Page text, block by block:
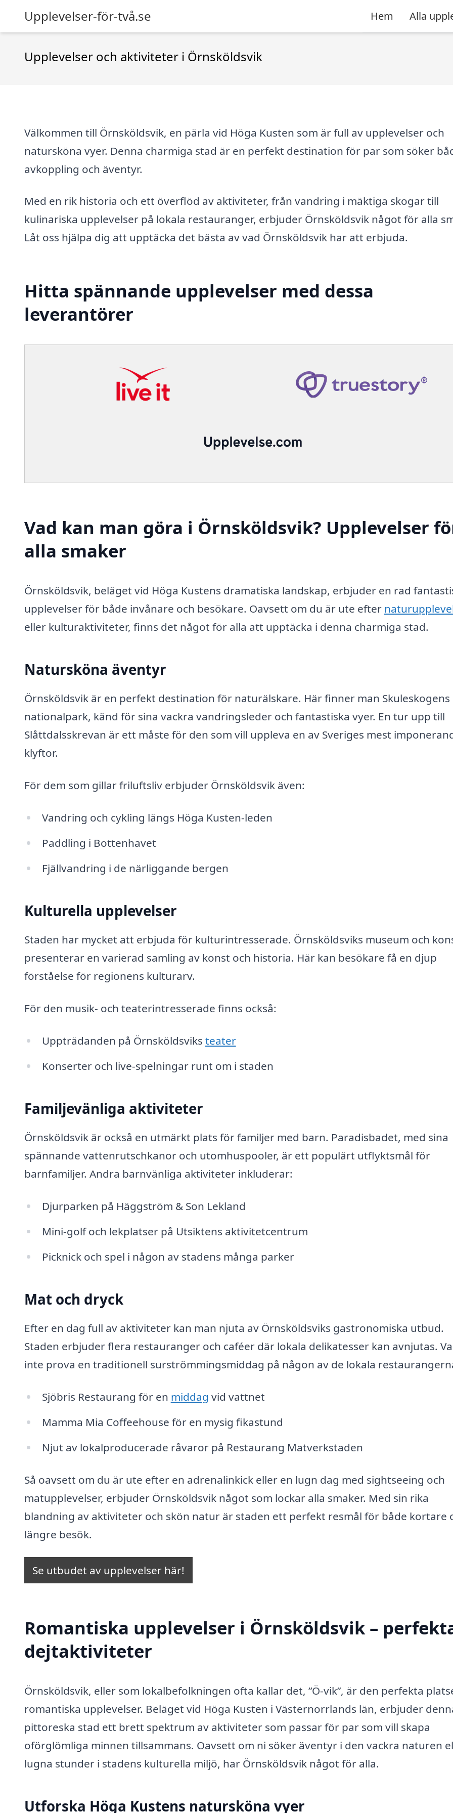
Upplevelser-för-två.se Hem Alla
Upplevelser och aktiviteter i Örnsköldsvik
Välkommen till Örnsköldsvik, en pärla vid Höga Kusten som är full av upplevelser och
natursköna vyer. Denna charmiga stad är en perfekt destination för par som söker
avkoppling och äventyr.
Med en rik historia och ett överflöd av aktiviteter, från vandring i mäktiga skogar till
kulinariska upplevelser på lokala restauranger, erbjuder Örnsköldsvik något för alla
Låt oss hjälpa dig att upptäcka det bästa av vad Örnsköldsvik har att erbjuda.
Hitta spännande upplevelser med dessa
leverantörer
Vad kan man göra i Örnsköldsvik? Upplevelser
alla smaker
Örnsköldsvik, beläget vid Höga Kustens dramatiska landskap, erbjuder en rad
upplevelser för både invånare och besökare. Oavsett om du är ute efter
eller kulturaktiviteter, finns det något för alla att upptäcka i denna charmiga stad.
Natursköna äventyr
Örnsköldsvik är en perfekt destination för naturälskare. Här finner man Skuleskogens
nationalpark, känd för sina vackra vandringsleder och fantastiska vyer. En tur upp till
Slåttdalsskrevan är ett måste för den som vill uppleva en av Sveriges mest
klyftor.
För dem som gillar friluftsliv erbjuder Örnsköldsvik även:
Vandring och cykling längs Höga Kusten-leden
Paddling i Bottenhavet
Fjällvandring i de närliggande bergen
Kulturella upplevelser
Staden har mycket att erbjuda för kulturintresserade. Örnsköldsviks museum och
presenterar en varierad samling av konst och historia. Här kan besökare få en djup
förståelse för regionens kulturarv.
För den musik- och teaterintresserade finns också:
Uppträdanden på Örnsköldsviks teater
Konserter och live-spelningar runt om i staden
Familjevänliga aktiviteter
Örnsköldsvik är också en utmärkt plats för familjer med barn. Paradisbadet, med sina
spännande vattenrutschkanor och utomhuspooler, är ett populärt utflyktsmål för
barnfamiljer. Andra barnvänliga aktiviteter inkluderar:
Djurparken på Häggström & Son Lekland
Mini-golf och lekplatser på Utsiktens aktivitetcentrum
Picknick och spel i någon av stadens många parker
Mat och dryck
Efter en dag full av aktiviteter kan man njuta av Örnsköldsviks gastronomiska utbud.
Staden erbjuder flera restauranger och caféer där lokala delikatesser kan avnjutas.
inte prova en traditionell surströmmingsmiddag på någon av de lokala
Sjöbris Restaurang för en middag vid vattnet
Mamma Mia Coffeehouse för en mysig fikastund
Njut av lokalproducerade råvaror på Restaurang Matverkstaden
Så oavsett om du är ute efter en adrenalinkick eller en lugn dag med sightseeing och
matupplevelser, erbjuder Örnsköldsvik något som lockar alla smaker. Med sin rika
blandning av aktiviteter och skön natur är staden ett perfekt resmål för både kortare
längre besök.
Se utbudet av upplevelser här!
Romantiska upplevelser i Örnsköldsvik –
dejtaktiviteter
Örnsköldsvik, eller som lokalbefolkningen ofta kallar det, ”Ö-vik”, är den perfekta
romantiska upplevelser. Beläget vid Höga Kusten i Västernorrlands län, erbjuder
pittoreska stad ett brett spektrum av aktiviteter som passar för par som vill skapa
oförglömliga minnen tillsammans. Oavsett om ni söker äventyr i den vackra naturen
lugna stunder i stadens kulturella miljö, har Örnsköldsvik något för alla.
Utforska Höga Kustens natursköna vyer